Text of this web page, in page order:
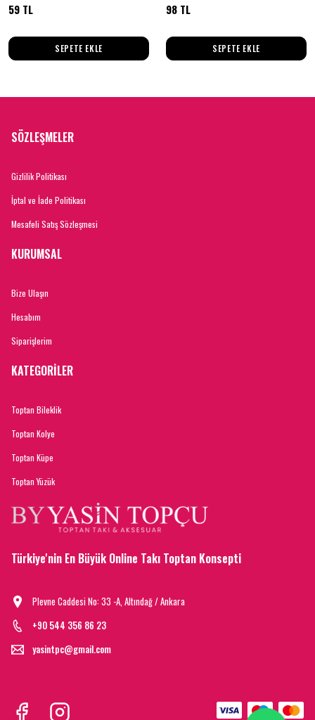
59 TL
SEPETE EKLE
98 TL
SEPETE EKLE
SÖZLEŞMELER
Gizlilik Politikası
İptal ve İade Politikası
Mesafeli Satış Sözleşmesi
KURUMSAL
Bize Ulaşın
Hesabım
Siparişlerim
KATEGORİLER
Toptan Bileklik
Toptan Kolye
Toptan Küpe
Toptan Yüzük
Türkiye'nin En Büyük Online Takı Toptan Konsepti
Plevne Caddesi No: 33 -A, Altındağ / Ankara
+90 544 356 86 23
yasintpc@gmail.com